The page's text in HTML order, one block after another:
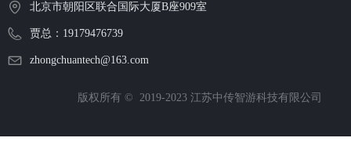
版权所有 ©  2019-2023 江苏中传智游科技有限公司
北京市朝阳区联合国际大厦B座909室
贾总：19179476739
zhongchuantech@163.com